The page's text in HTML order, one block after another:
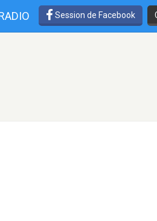
Session de Facebook